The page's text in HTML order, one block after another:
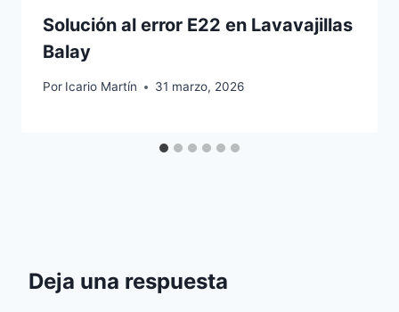
Solución al error E22 en Lavavajillas
Balay
Por Icario Martín 31 marzo, 2026
Deja una respuesta